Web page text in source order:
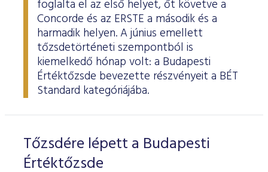
foglalta el az első helyet, őt követve a
Concorde és az ERSTE a második és a
harmadik helyen. A június emellett
tőzsdetörténeti szempontból is
kiemelkedő hónap volt: a Budapesti
Értéktőzsde bevezette részvényeit a BÉT
Standard kategóriájába.
Tőzsdére lépett a Budapesti
Értéktőzsde